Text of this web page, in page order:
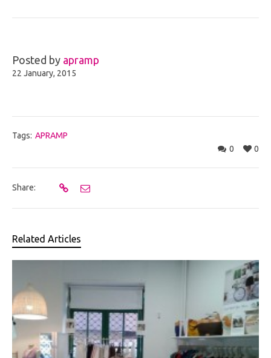
Posted by apramp
22 January, 2015
Tags: APRAMP
0
0
Share:
Related Articles